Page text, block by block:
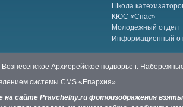
Школа
КЮС «Спас»
Молодежный отдел
Информационный
Архиерейское подворье г.
системы CMS «Епархия»
на сайте Pravchelny.ru фотоизображения